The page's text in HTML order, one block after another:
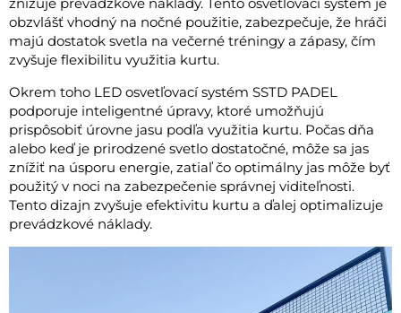
obzvlášť vhodný na nočné použitie, zabezpečuje, že hráči
majú dostatok svetla na večerné tréningy a zápasy, čím
zvyšuje flexibilitu využitia kurtu.
Okrem toho LED osvetľovací systém SSTD PADEL
podporuje inteligentné úpravy, ktoré umožňujú
prispôsobiť úrovne jasu podľa využitia kurtu. Počas dňa
alebo keď je prirodzené svetlo dostatočné, môže sa jas
znížiť na úsporu energie, zatiaľ čo optimálny jas môže byť
použitý v noci na zabezpečenie správnej viditeľnosti.
Tento dizajn zvyšuje efektivitu kurtu a ďalej optimalizuje
prevádzkové náklady.